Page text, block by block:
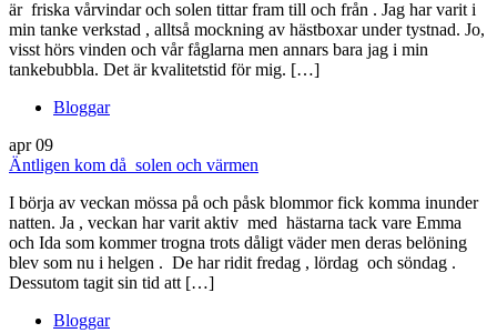
är friska vårvindar och solen tittar fram till och från . Jag har varit i
min tanke verkstad , alltså mockning av hästboxar under tystnad. Jo,
visst hörs vinden och vår fåglarna men annars bara jag i min
tankebubbla. Det är kvalitetstid för mig. […]
Bloggar
apr 09
Äntligen kom då solen och värmen
I börja av veckan mössa på och påsk blommor fick komma inunder
natten. Ja , veckan har varit aktiv med hästarna tack vare Emma
och Ida som kommer trogna trots dåligt väder men deras belöning
blev som nu i helgen . De har ridit fredag , lördag och söndag .
Dessutom tagit sin tid att […]
Bloggar